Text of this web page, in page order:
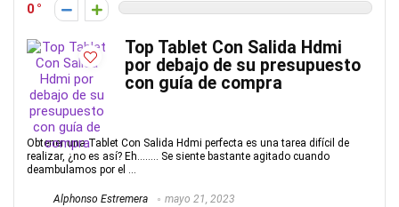
0
Top Tablet Con Salida Hdmi
por debajo de su presupuesto
con guía de compra
Obtener una Tablet Con Salida Hdmi perfecta es una tarea difícil de
realizar, ¿no es así? Eh…….. Se siente bastante agitado cuando
deambulamos por el ...
Alphonso Estremera mayo 21, 2023